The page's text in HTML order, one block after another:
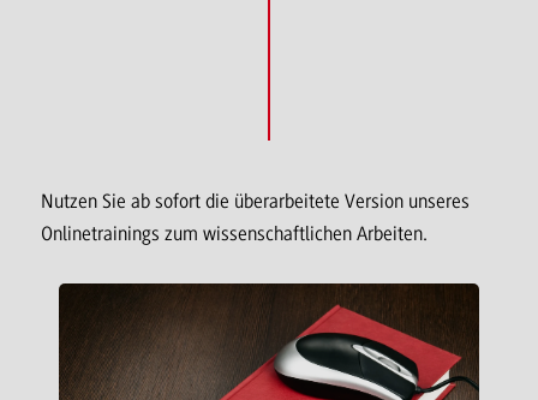
Nutzen Sie ab sofort die überarbeitete Version unseres
Onlinetrainings zum wissenschaftlichen Arbeiten.